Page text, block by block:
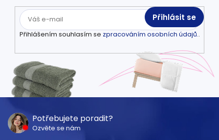
Přihlášením souhlasím se zpracováním osobních údajů..
Přihlásit se
Potřebujete poradit?
Ozvěte se nám